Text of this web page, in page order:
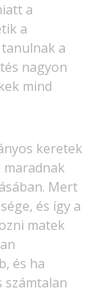
a
a
a
nagyon
mind
keretek
maradnak
Mert
és így a
matek
és ha
számtalan